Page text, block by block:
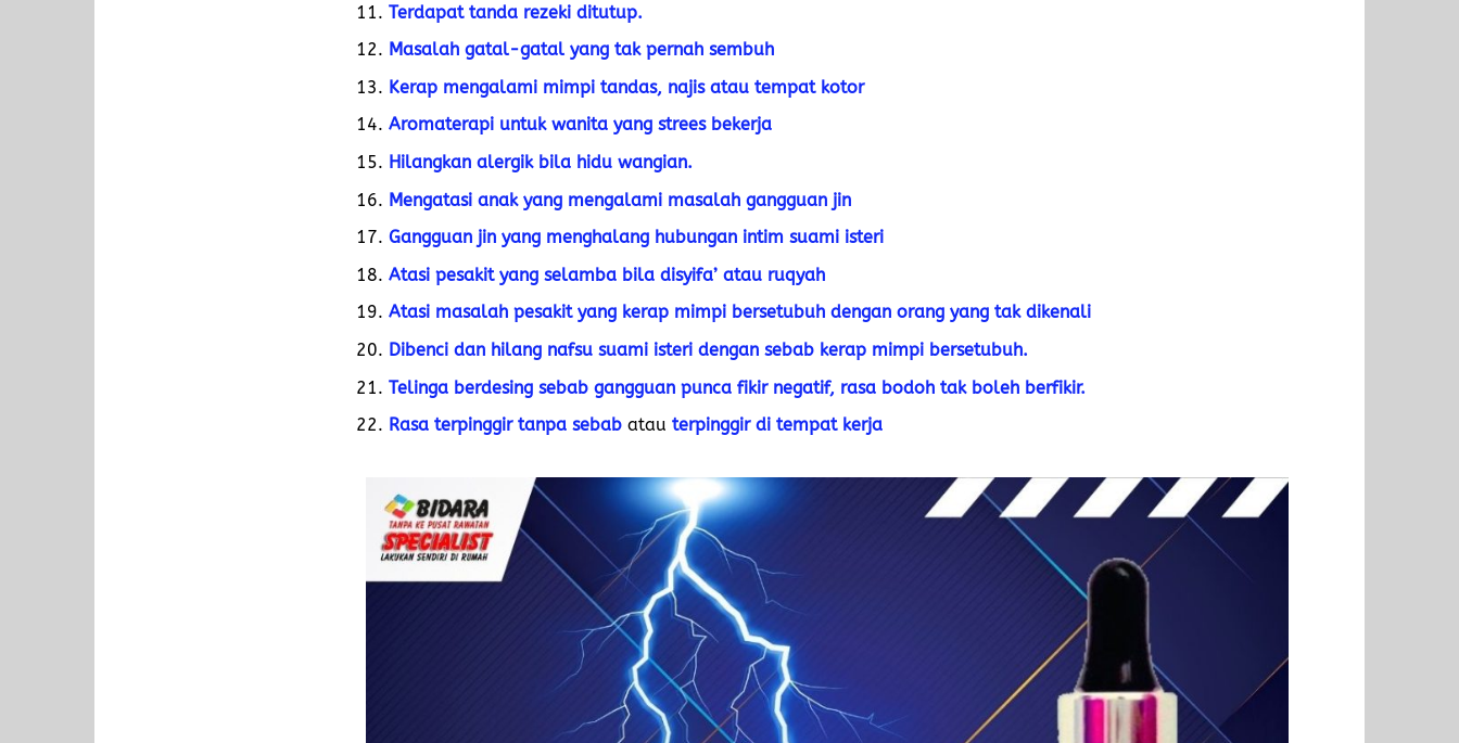
Terdapat tanda rezeki ditutup.
Masalah gatal-gatal yang tak pernah sembuh
Kerap mengalami mimpi tandas, najis atau tempat kotor
Aromaterapi untuk wanita yang strees bekerja
Hilangkan alergik bila hidu wangian.
Mengatasi anak yang mengalami masalah gangguan jin
Gangguan jin yang menghalang hubungan intim suami isteri
Atasi pesakit yang selamba bila disyifa’ atau ruqyah
Atasi masalah pesakit yang kerap mimpi bersetubuh dengan orang yang tak dikenali
Dibenci dan hilang nafsu suami isteri dengan sebab kerap mimpi bersetubuh.
Telinga berdesing sebab gangguan punca fikir negatif, rasa bodoh tak boleh berfikir.
Rasa terpinggir tanpa sebabatau terpinggir di tempat kerja